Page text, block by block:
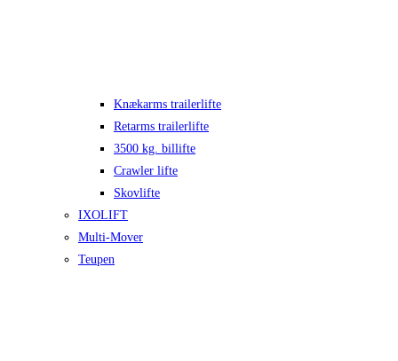
Knækarms trailerlifte
Retarms trailerlifte
3500 kg. billifte
Crawler lifte
Skovlifte
IXOLIFT
Multi-Mover
Teupen